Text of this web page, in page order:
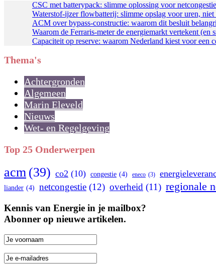
CSC met batterypack: slimme oplossing voor
Waterstof-ijzer flowbatterij: slimme opslag voor uren, niet
ACM over bypass-constructie: waarom dit besluit
Waarom de Ferraris-meter de energiemarkt vertekent (en
Capaciteit op reserve: waarom Nederland kiest voor een
Thema's
Achtergronden
Algemeen
Marin Eleveld
Nieuws
Wet- en Regelgeving
Top 25 Onderwerpen
acm (39) co2 (10) congestie (4) eneco (3)
liander (4) netcongestie (12) overheid (11) regionale
Kennis van Energie in je mailbox?
Abonner op nieuwe artikelen.